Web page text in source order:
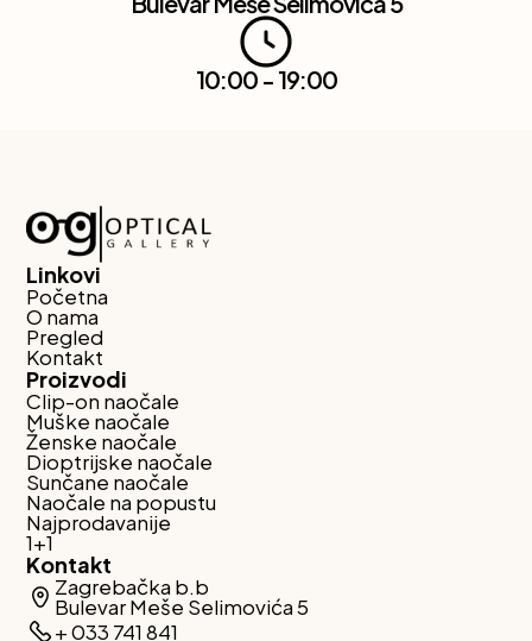
10:00 - 19:00
Linkovi
Početna
O nama
Pregled
Kontakt
Proizvodi
Clip-on naočale
Muške naočale
Ženske naočale
Dioptrijske naočale
Sunčane naočale
Naočale na popustu
Najprodavanije
1+1
Kontakt
Zagrebačka b.b
Bulevar Meše Selimovića 5
+ 033 741 841